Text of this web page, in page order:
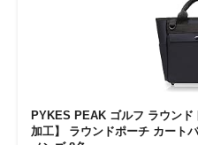
PYKES PEAK ゴルフ ラウン
加工】 ラウンドポーチ カート